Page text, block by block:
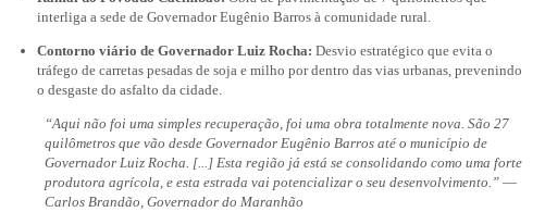
interliga a sede de Governador Eugênio Barros à comunidade rural.
Contorno viário de Governador Luiz Rocha: Desvio estratégico que evita o
tráfego de carretas pesadas de soja e milho por dentro das vias urbanas, prevenindo
o desgaste do asfalto da cidade.
“Aqui não foi uma simples recuperação, foi uma obra totalmente nova. São 27
quilômetros que vão desde Governador Eugênio Barros até o município de
Governador Luiz Rocha. [...] Esta região já está se consolidando como uma forte
produtora agrícola, e esta estrada vai potencializar o seu desenvolvimento.” —
Carlos Brandão, Governador do Maranhão